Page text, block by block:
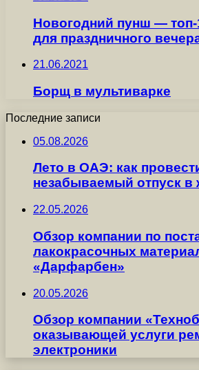
Новогодний пунш — топ-
для праздничного
21.06.2021
Борщ в мультиварке
Последние записи
05.08.2026
Лето в ОАЭ: как
незабываемый отпуск в
22.05.2026
Обзор компании по
лакокрасочных
«Дарфарбен»
20.05.2026
Обзор компании
оказывающей услуги
электроники